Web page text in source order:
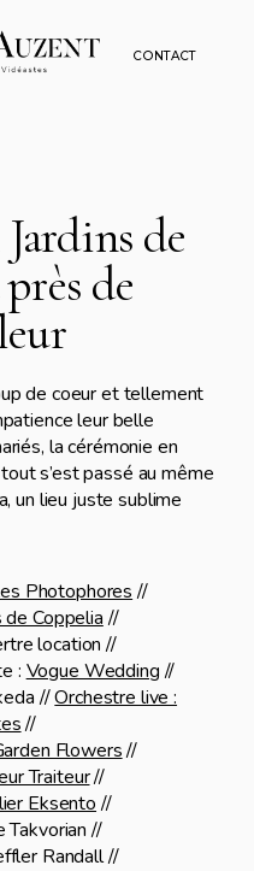
CONTACT
de
de
de coeur et tellement
leur belle
la cérémonie en
s’est passé au même
un lieu juste sublime
Photophores//
de Coppelia//
location //
: Vogue Wedding//
//Orchestre live :
//
Flowers//
Traiteur//
Eksento//
Takvorian //
Randall //